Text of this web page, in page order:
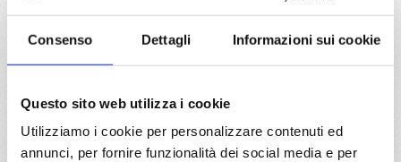
Consenso Dettagli Informazioni sui cookie
Questo sito web utilizza i cookie
Utilizziamo i cookie per personalizzare contenuti ed
annunci, per fornire funzionalità dei social media e per
DETTAGLI
Fort De France, St. John S, Road Town, La Romana